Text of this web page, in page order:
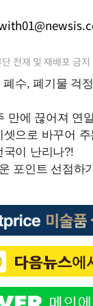
전재 및 재배포 금지